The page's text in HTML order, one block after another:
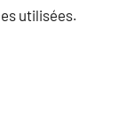
utilisées.